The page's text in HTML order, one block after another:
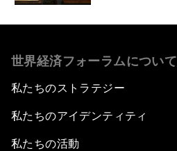
世界経済フォーラムについて
私たちのストラテジー
私たちのアイデンティティ
私たちの活動